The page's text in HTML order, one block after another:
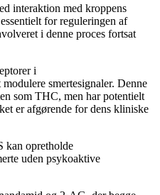
interaktion med kroppens
for reguleringen af
i denne proces fortsat
i
smertesignaler. Denne
som THC, men har potentielt
er afgørende for dens kliniske
kan opretholde
uden psykoaktive